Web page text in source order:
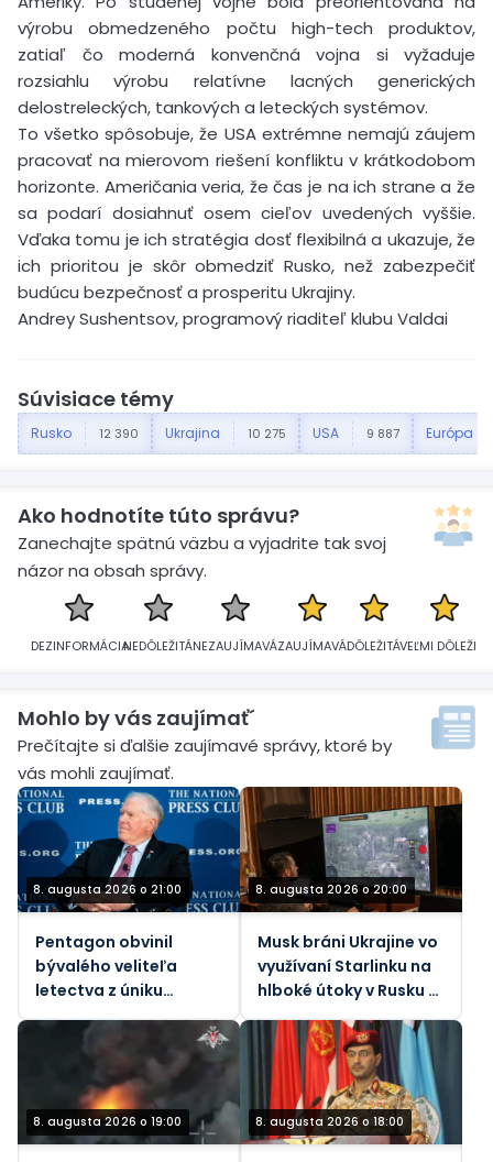
výrobu obmedzeného počtu high-tech produktov,
zatiaľ čo moderná konvenčná vojna si vyžaduje
rozsiahlu výrobu relatívne lacných generických
delostreleckých, tankových a leteckých systémov.
To všetko spôsobuje, že USA extrémne nemajú záujem
pracovať na mierovom riešení konfliktu v krátkodobom
horizonte. Američania veria, že čas je na ich strane a že
sa podarí dosiahnuť osem cieľov uvedených vyššie.
Vďaka tomu je ich stratégia dosť flexibilná a ukazuje, že
ich prioritou je skôr obmedziť Rusko, než zabezpečiť
budúcu bezpečnosť a prosperitu Ukrajiny.
Andrey Sushentsov, programový riaditeľ klubu Valdai
Súvisiace témy
Rusko 12 390 Ukrajina 10 275 USA 9 887 Európa
Ako hodnotíte túto správu?
Zanechajte spätnú väzbu a vyjadrite tak svoj
názor na obsah správy.
DEZINFORMÁCIANEDÔLEŽITÁNEZAUJÍMAVÁZAUJÍMAVÁDÔLEŽITÁVEĽMI DÔLEŽITÁ
Mohlo by vás zaujímať´
Prečítajte si ďalšie zaujímavé správy, ktoré by
vás mohli zaujímať.
8. augusta 2026 o 21:00
Pentagon obvinil
bývalého veliteľa
letectva z úniku
8. augusta 2026 o 20:00
Musk bráni Ukrajine vo
využívaní Starlinku na
hlboké útoky v Rusku –
8. augusta 2026 o 19:00 8. augusta 2026 o 18:00